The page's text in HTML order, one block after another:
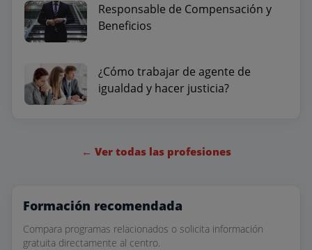
Responsable de Compensación y
Beneficios
¿Cómo trabajar de agente de
igualdad y hacer justicia?
← Ver todas las profesiones
Formación recomendada
Compara programas relacionados o solicita información
gratuita directamente al centro.